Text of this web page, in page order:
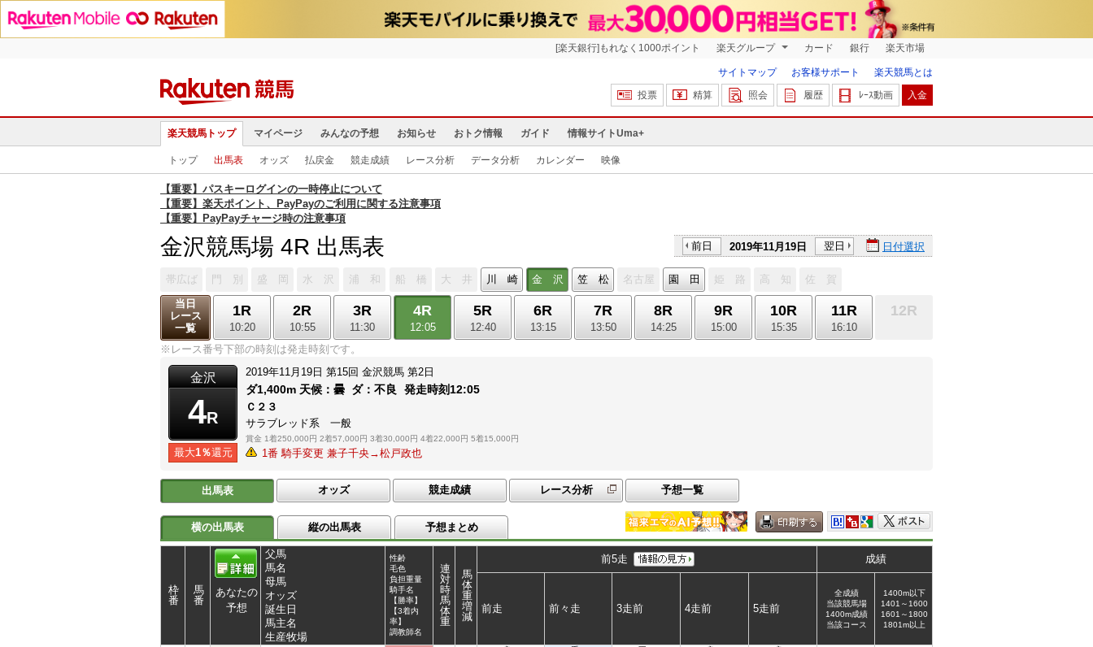
[楽天銀行]もれなく1000ポイント 楽天グループ カード 銀行 楽天市場
サイトマップ お客様サポート
楽天競馬とは
投票
精算 照会 履歴 ﾚｰｽ動画 入金
楽天競馬トップ マイページ みんなの予想 お知らせ おトク情報 ガイド 情報サイトUma+
トップ 出馬表 オッズ 払戻金 競走成績 レース分析 データ分析 カレンダー 映像
【重要】パスキーログインの一時停止について
【重要】楽天ポイント、PayPayのご利用に関する注意事項
【重要】PayPayチャージ時の注意事項
金沢競馬場 4R 出馬表 前日 2019年11月19日 翌日 日付選択
帯広ば 門 別 盛 岡 水 沢 浦 和 船 橋 大 井 川 崎 金 沢 笠 松 名古屋 園 田 姫 路 高 知
佐 賀
当日
レース
一覧
1R
10:20
2R
10:55
3R
11:30
4R
12:05
5R
12:40
6R
13:15
7R
13:50
8R
14:25
9R
15:00
10R
15:35
11R
16:10
12R
※レース番号下部の時刻は発走時刻です。
金沢
4R
最大1％還元
2019年11月19日 第15回 金沢競馬 第2日
ダ1,400m 天候： 曇 ダ：不良 発走時刻12:05
Ｃ２３
サラブレッド系 一般
賞金 1着250,000円 2着57,000円 3着30,000円 4着22,000円 5着15,000円
1番 騎手変更 兼子千央→松戸政也
出馬表 オッズ 競走成績 レース分析 予想一覧
横の出馬表 縦の出馬表 予想まとめ
枠
番
馬
番
あなたの
予想
父馬
馬名
母馬
オッズ
誕生日
馬主名
生産牧場
性齢
毛色
負担重量
騎手名
【勝率】
【3着内
率】
調教師名
連
対
時
馬
体
重
馬
体
重
増
減
前5走 成績
前走 前々走 3走前 4走前 5走前
全成績
当該競馬場
1400m成績
当該コース
1400m以下
1401～1600
1601～1800
1801m以上